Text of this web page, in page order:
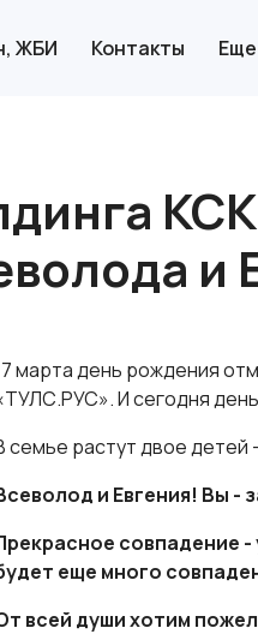
ЖБИ Контакты Еще
и
марта день рождения
И сегодня
семье растут двое детей
и Евгения! Вы -
совпадение -
еще много
всей души хотим